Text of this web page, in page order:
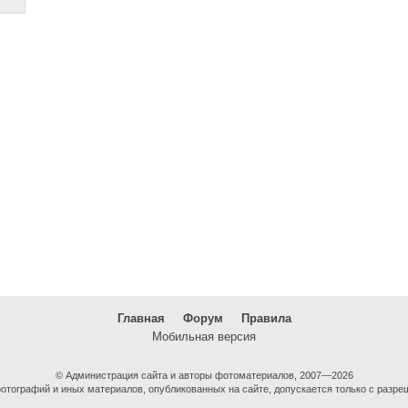
Главная Форум
Правила
Мобильная версия
© Администрация сайта и авторы фотоматериалов, 2007—2026
и иных материалов, опубликованных на сайте, допускается только с